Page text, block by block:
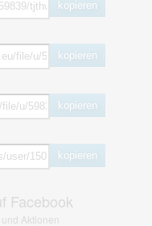
kopieren
kopieren
kopieren
kopieren
Facebook
Aktionen